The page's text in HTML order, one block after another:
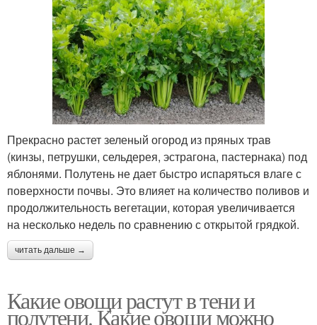
Прекрасно растет зеленый огород из пряных трав
(кинзы, петрушки, сельдерея, эстрагона, пастернака) под
яблонями. Полутень не дает быстро испаряться влаге с
поверхности почвы. Это влияет на количество поливов и
продолжительность вегетации, которая увеличивается
на несколько недель по сравнению с открытой грядкой.
читать дальше →
Какие овощи растут в тени и
полутени. Какие овощи можно